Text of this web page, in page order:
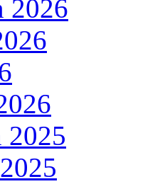
2026
2025